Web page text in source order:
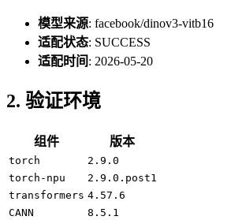
模型来源: facebook/dinov3-vitb16
适配状态: SUCCESS
适配时间 : 2026-05-20
2. 验证环境
组件 版本
torch
2.9.0
torch-npu
2.9.0.post1
transformers 4.57.6
CANN
8.5.1